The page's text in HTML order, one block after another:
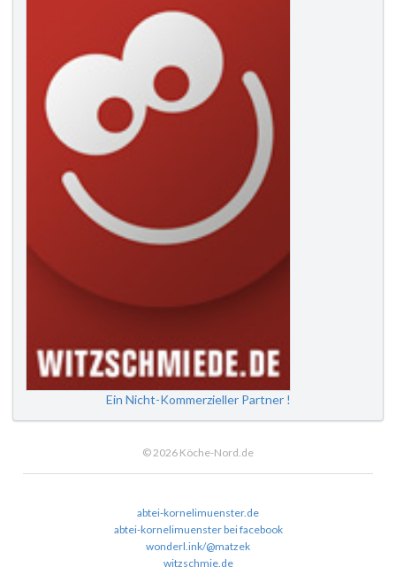
Ein Nicht-Kommerzieller Partner !
© 2026 Köche-Nord.de
abtei-kornelimuenster.de
abtei-kornelimuenster bei facebook
wonderl.ink/@matzek
witzschmie.de